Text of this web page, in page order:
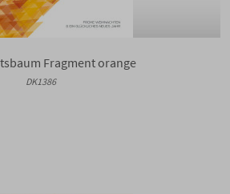
Fragment orange
DK1386